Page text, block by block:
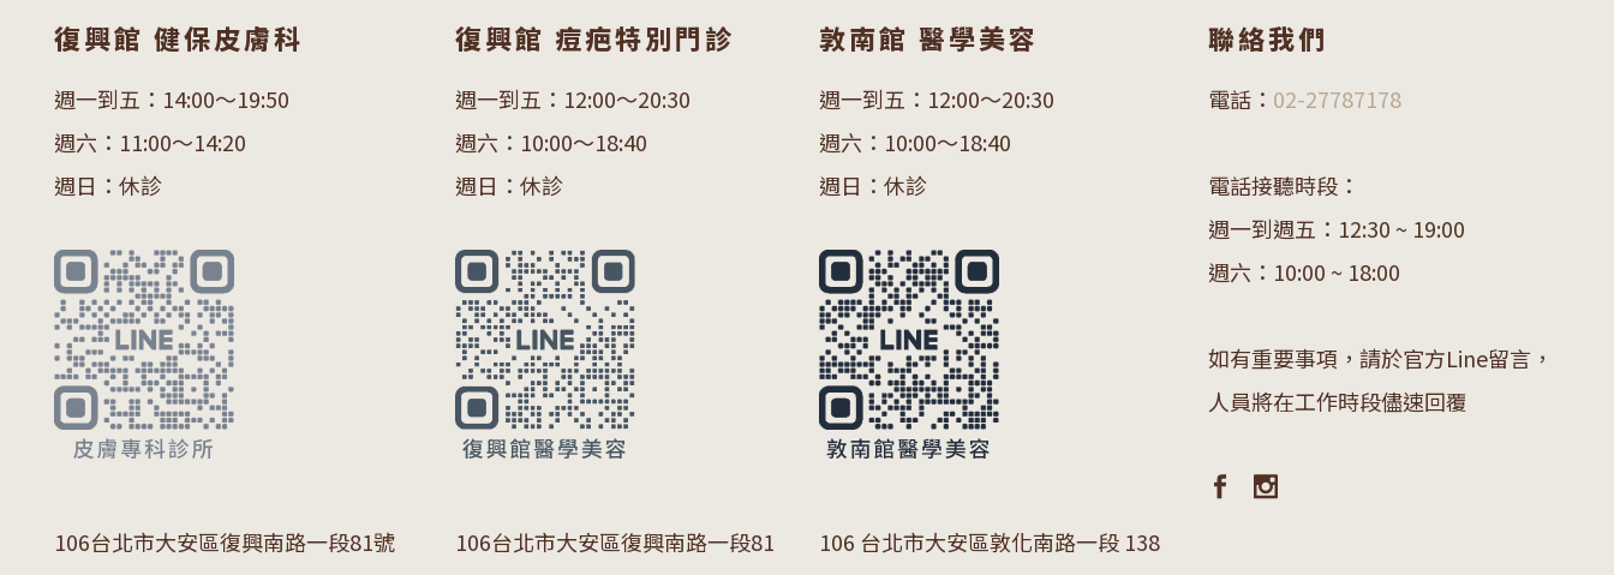
復興館 健保皮膚科
週一到五：14:00～19:50
週六：11:00～14:20
週日：休診
106台北市大安區復興南路一段81號
復興館 痘疤特別門診
週一到五：12:00～20:30
週六：10:00～18:40
週日：休診
106台北市大安區復興南路一段81
敦南館 醫學美容
週一到五：12:00～20:30
週六：10:00～18:40
週日：休診
106 台北市大安區敦化南路一段 138
聯絡我們
電話： 02-27787178
電話接聽時段：
週一到週五：12:30 ~ 19:00
週六：10:00 ~ 18:00
如有重要事項，請於官方Line留言，
人員將在工作時段儘速回覆